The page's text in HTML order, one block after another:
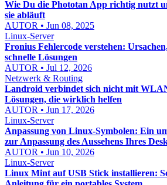
Wie Du die Phototan App richtig nutzt
sie abläuft
AUTOR • Jun 08, 2025
Linux-Server
Fronius Fehlercode verstehen:
schnelle Lösungen
AUTOR • Jul 12, 2026
Netzwerk & Routing
Landroid verbindet sich nicht mit
Lösungen, die wirklich helfen
AUTOR • Jun 17, 2026
Linux-Server
Anpassung von Linux-Symbolen: Ein
zur Anpassung des Aussehens Ihres
AUTOR • Jun 10, 2026
Linux-Server
Linux Mint auf USB Stick installieren: